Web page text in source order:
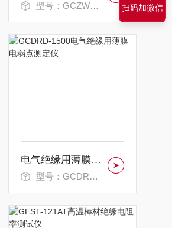
型号：GCZWTQ-A
电气绝缘用薄膜电弱点测定仪
型号：GCDRD-1500
扫码加微信